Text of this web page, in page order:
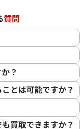
質問
？
とは可能ですか？
買取できますか？